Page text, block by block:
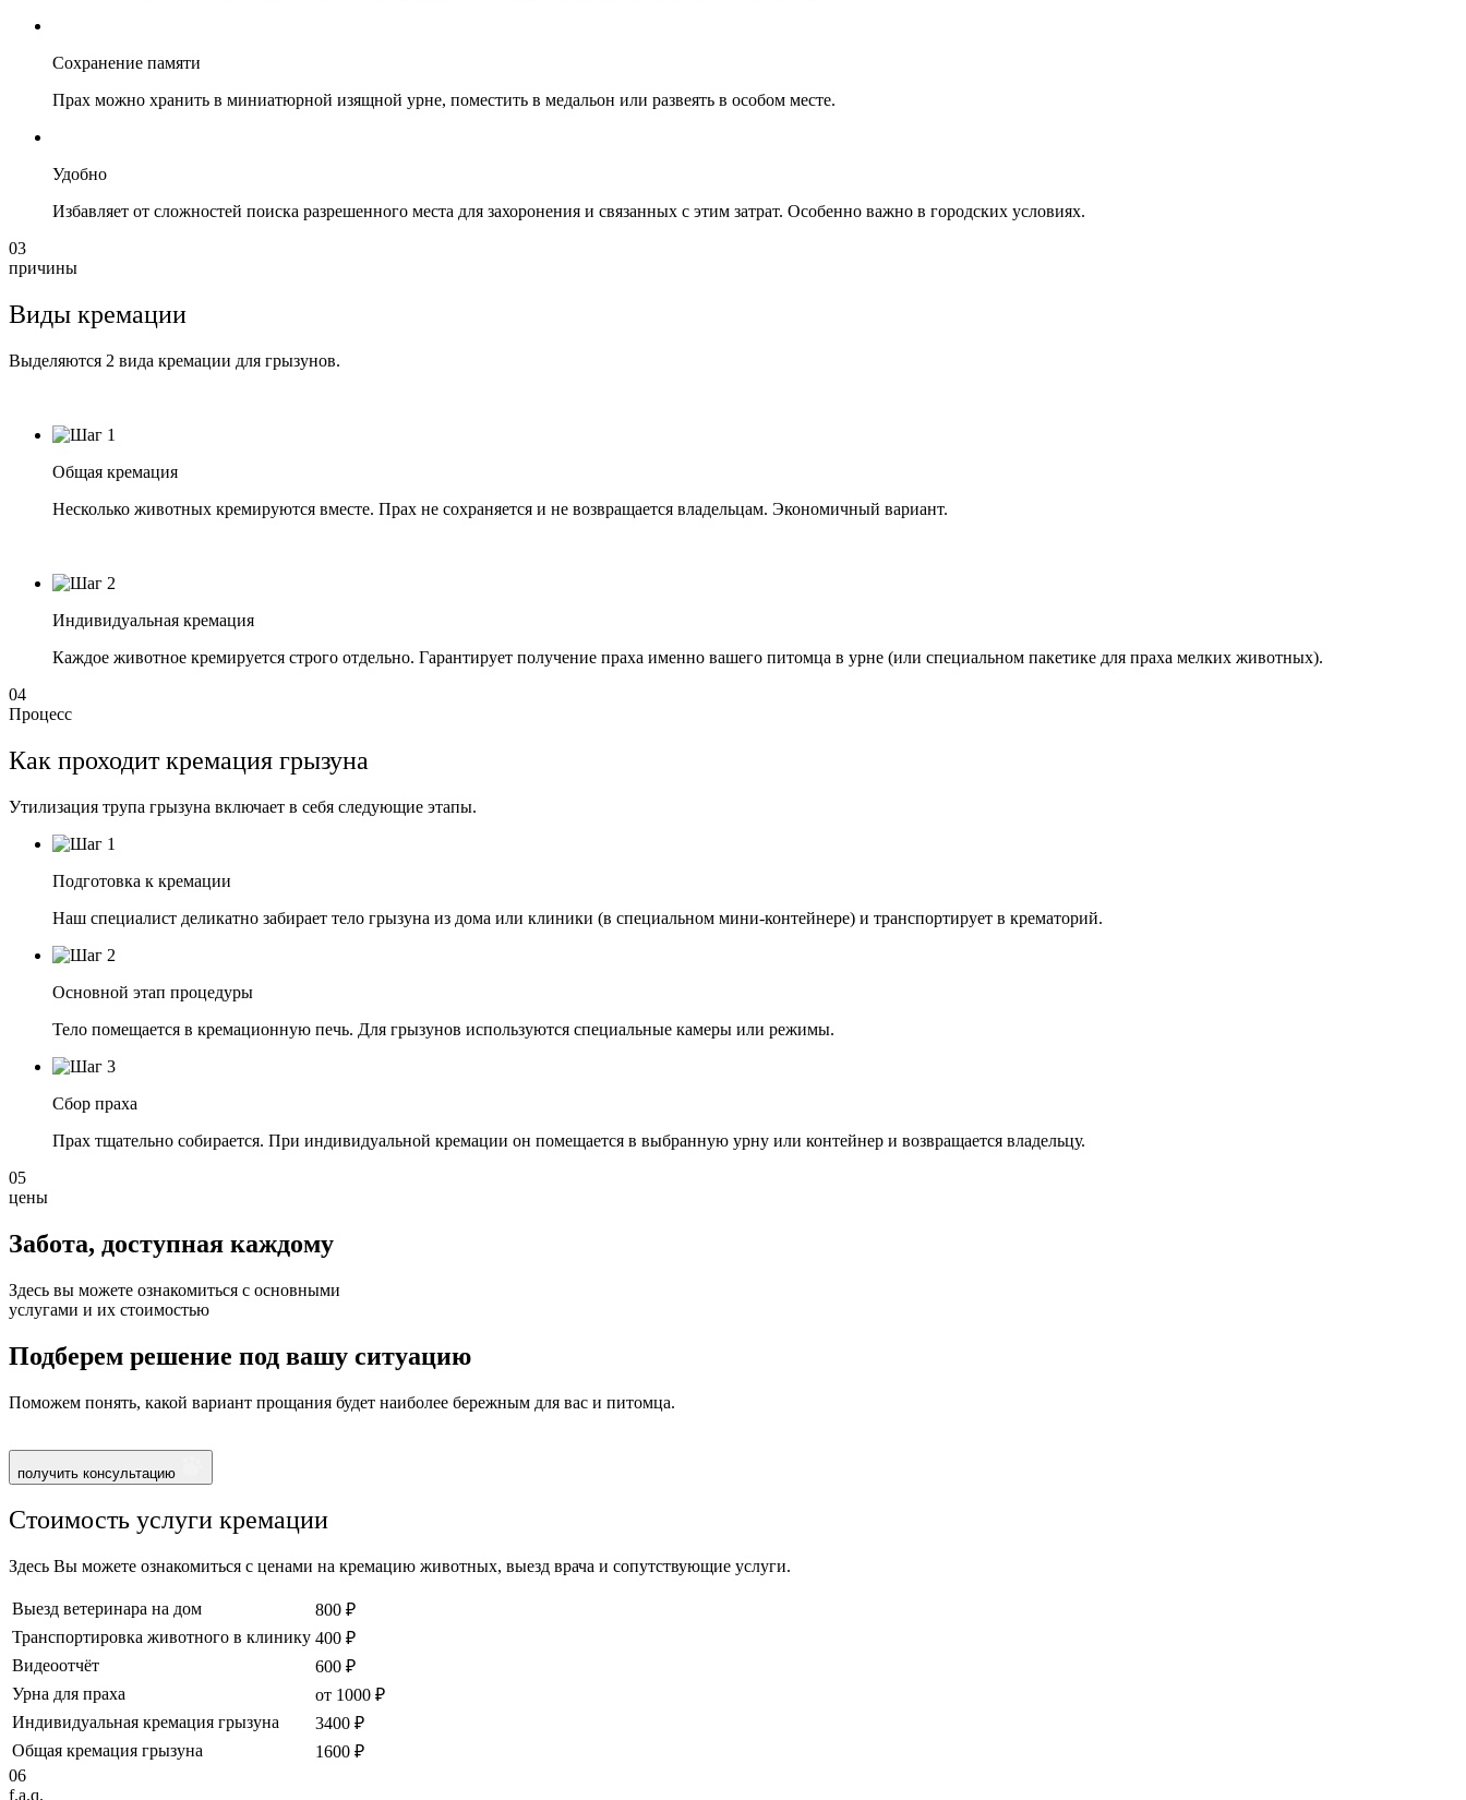
Сохранение памяти
Прах можно хранить в миниатюрной изящной урне, поместить в медальон или развеять в особом месте.
Удобно
Избавляет от сложностей поиска разрешенного места для захоронения и связанных с этим затрат. Особенно важно в городских условиях.
03
причины
Виды кремации
Выделяются 2 вида кремации для грызунов.
Общая кремация
Несколько животных кремируются вместе. Прах не сохраняется и не возвращается владельцам. Экономичный вариант.
Индивидуальная кремация
Каждое животное кремируется строго отдельно. Гарантирует получение праха именно вашего питомца в урне (или специальном пакетике для праха мелких животных).
04
Процесс
Как проходит кремация грызуна
Утилизация трупа грызуна включает в себя следующие этапы.
Подготовка к кремации
Наш специалист деликатно забирает тело грызуна из дома или клиники (в специальном мини-контейнере) и транспортирует в крематорий.
Основной этап процедуры
Тело помещается в кремационную печь. Для грызунов используются специальные камеры или режимы.
Сбор праха
Прах тщательно собирается. При индивидуальной кремации он помещается в выбранную урну или контейнер и возвращается владельцу.
05
цены
Забота, доступная каждому
Здесь вы можете ознакомиться с основными
услугами и их стоимостью
Подберем решение под вашу ситуацию
Поможем понять, какой вариант прощания будет наиболее бережным для вас и питомца.
получить консультацию
Стоимость услуги кремации
Здесь Вы можете ознакомиться с ценами на кремацию животных, выезд врача и сопутствующие услуги.
Выезд ветеринара на дом
800 ₽
Транспортировка животного в клинику 400 ₽
Видеоотчёт
600 ₽
Урна для праха
от 1000 ₽
Индивидуальная кремация грызуна
3400 ₽
Общая кремация грызуна
1600 ₽
06
f.a.q.